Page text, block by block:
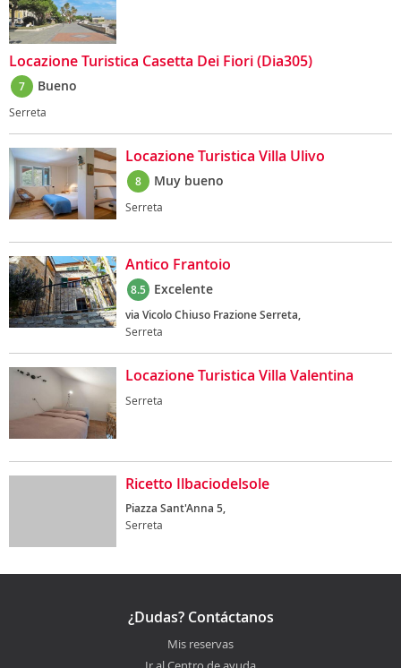
Locazione Turistica Casetta Dei Fiori (Dia305)
7 Bueno
Serreta
Locazione Turistica Villa Ulivo
8 Muy bueno
Serreta
Antico Frantoio
8.5 Excelente
via Vicolo Chiuso Frazione Serreta,
Serreta
Locazione Turistica Villa Valentina
Serreta
Ricetto Ilbaciodelsole
Piazza Sant'Anna 5,
Serreta
¿Dudas? Contáctanos
Mis reservas